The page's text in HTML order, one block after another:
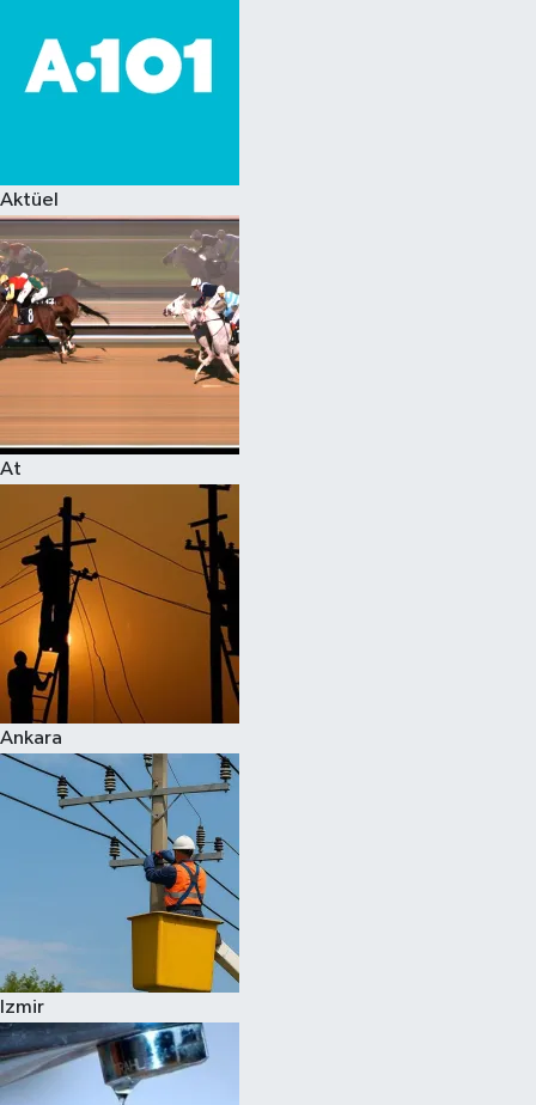
Aktüel
At
Ankara
Izmir